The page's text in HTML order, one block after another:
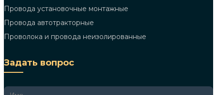
Провода установочные монтажные
Провода автотракторные
Проволока и провода неизолированные
Задать вопрос